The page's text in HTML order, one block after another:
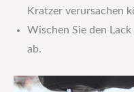
Kratzer verursachen
Wischen Sie den
ab.